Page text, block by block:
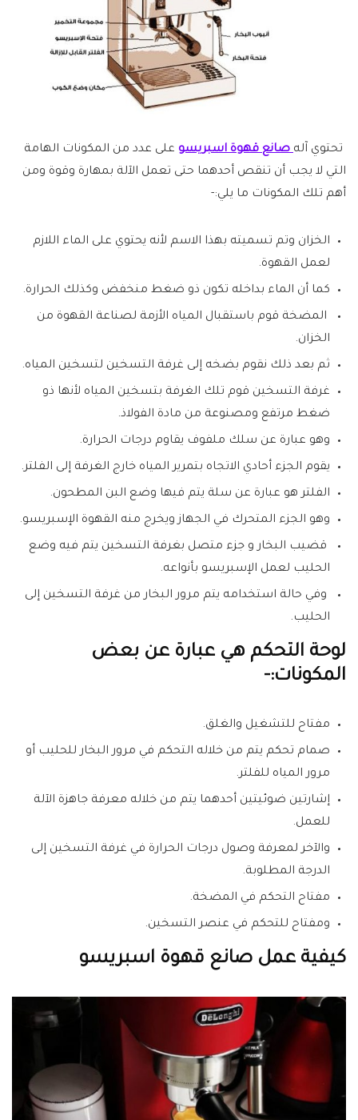
تحتوي آلهصانع قهوة اسبريسو على عدد من المكونات الهامة
التي لا يجب أن تنقص أحدهما حتى تعمل الآلة بمهارة وقوة ومن
أهم تلك المكونات ما يلي:-
الخزان وتم تسميته بهذا الاسم لأنه يحتوي على الماء اللازم
لعمل القهوة.
كما أن الماء بداخله تكون ذو ضغط منخفض وكذلك الحرارة.
المضخة قوم باستقبال المياه الأزمة لصناعة القهوة من
الخزان.
ثم بعد ذلك نقوم بضخه إلى غرفة التسخين لتسخين المياه.
غرفة التسخين قوم تلك الغرفة بتسخين المياه لأنها ذو
ضغط مرتفع ومصنوعة من مادة الفولاذ.
وهو عبارة عن سلك ملفوف يقاوم درجات الحرارة.
يقوم الجزء أحادي الاتجاه بتمرير المياه خارج الغرفة إلى الفلتر.
الفلتر هو عبارة عن سلة يتم فيها وضع البن المطحون.
وهو الجزء المتحرك في الجهاز ويخرج منه القهوة الإسبريسو.
قضيب البخار و جزء متصل بغرفة التسخين يتم فيه وضع
الحليب لعمل الإسبريسو بأنواعه.
وفي حالة استخدامه يتم مرور البخار من غرفة التسخين إلى
الحليب.
لوحة التحكم هي عبارة عن بعض
المكونات:-
مفتاح للتشغيل والغلق.
صمام تحكم يتم من خلاله التحكم في مرور البخار للحليب أو
مرور المياه للفلتر.
إشارتين ضوئيتين أحدهما يتم من خلاله معرفة جاهزة الآلة
للعمل.
والآخر لمعرفة وصول درجات الحرارة في غرفة التسخين إلى
الدرجة المطلوبة.
مفتاح التحكم في المضخة.
ومفتاح للتحكم في عنصر التسخين.
كيفية عمل صانع قهوة اسبريسو